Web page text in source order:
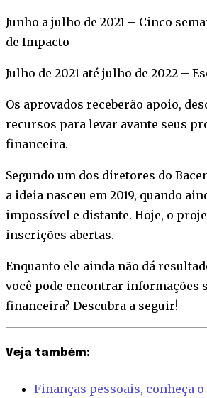
Junho a julho de 2021 – Cinco
de Impacto
Julho de 2021 até julho de 2022 –
Os aprovados receberão apoio,
recursos para levar avante seus
financeira.
Segundo um dos diretores do
a ideia nasceu em 2019, quando
impossível e distante. Hoje, o
inscrições abertas.
Enquanto ele ainda não dá
você pode encontrar informações
financeira? Descubra a seguir!
Veja também:
Finanças pessoais, conheça